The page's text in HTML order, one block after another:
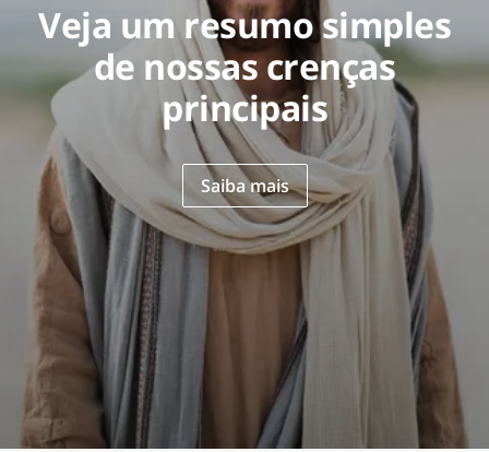
Veja um resumo simples
de nossas crenças
principais
Saiba mais